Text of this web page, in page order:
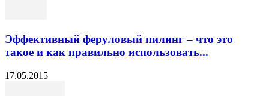
Эффективный феруловый пилинг – что это
такое и как правильно использовать...
17.05.2015